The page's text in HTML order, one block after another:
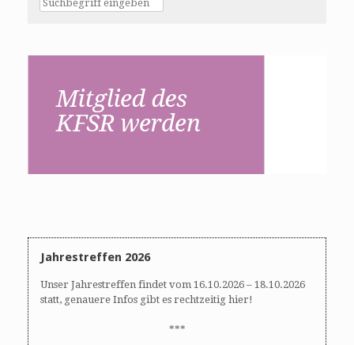
Jahrestreffen 2026
Unser Jahrestreffen findet vom 16.10.2026 – 18.10.2026
statt, genauere Infos gibt es rechtzeitig hier!
***